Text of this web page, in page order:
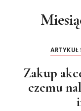
ARTYKUŁ
Zakup
czemu